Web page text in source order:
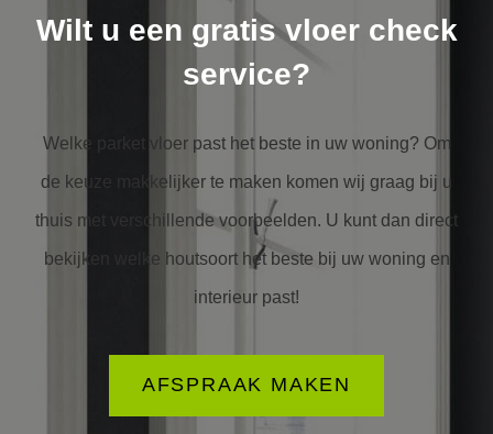
Wilt u een gratis vloer check
service?
Welke parket vloer past het beste in uw woning? Om
de keuze makkelijker te maken komen wij graag bij u
thuis met verschillende voorbeelden. U kunt dan direct
bekijken welke houtsoort het beste bij uw woning en
interieur past!
AFSPRAAK MAKEN